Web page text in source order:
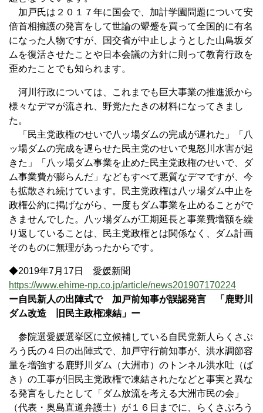
加戸氏は２０１７年に国会で、加計学園問題について安
倍首相擁護の発言をして世論の顰蹙を買って全国的に有名
になった人物ですが、国交省が中止しようとした山鳥坂ダ
ムを復活させたことや日本会議の方針に則って教育行政を
歪めたことでも知られます。
河川行政については、これまでも巨大事業の推進派から
様々なデマが流され、野党たたきの材料になってきまし
た。
「民主党政権のせいで八ッ場ダムの完成が遅れた」「八
ッ場ダムの完成を遅らせた民主党のせいで鬼怒川水害が起
きた」「八ッ場ダム事業を止めた民主党政権のせいで、ダ
ム事業費が膨らんだ」などもすべて悪質なデマですが、今
も拡散され続けています。民主党政権は八ッ場ダム中止を
政権公約に掲げながら、一度もダム事業を止めることがで
きませんでした。八ッ場ダムが工期延長と事業費増額を繰
り返していることは、民主党政権とは関係なく、ダム計画
そのものに無理があったからです。
◆2019年7月17日 愛媛新聞
https://www.ehime-np.co.jp/article/news201907170224
ー自民新人の出陣式で 加戸前知事が誤認発言 「鹿野川
ダム改造 旧民主政権凍結」ー
参院選愛媛選挙区に立候補している自民党新人らくさぶ
ろう氏の４日の出陣式で、加戸守行前知事が、洪水調節容
量を増強する鹿野川ダム（大洲市）のトンネル洪水吐（ば
き）の工事が旧民主党政権で凍結されたなどと事実と異な
る発言をしたとして「ダム放流を考える大洲市民の会」
（代表・奥島直道弁護士）が１６日までに、らくさぶろう